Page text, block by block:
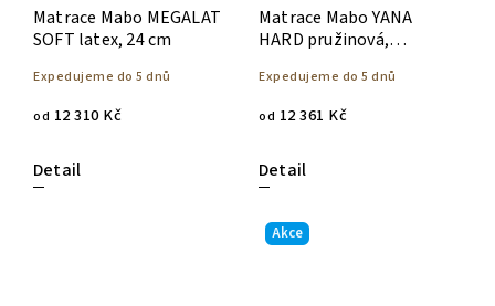
Matrace Mabo MEGALAT
SOFT latex, 24 cm
Expedujeme do 5 dnů
od 12 310 Kč
Detail
Matrace Mabo YANA
HARD pružinová,
Expedujeme do 5 dnů
od 12 361 Kč
Detail
Akce